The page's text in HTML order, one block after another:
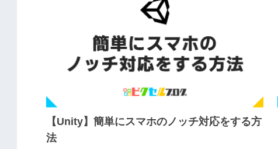
【Unity】簡単にスマホのノッチ対応をする方
法